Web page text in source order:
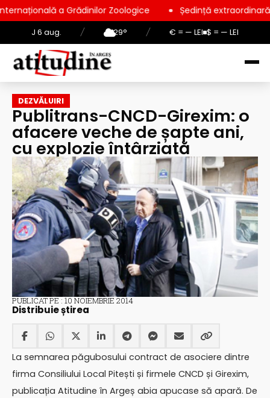
J 6 aug. / 29° / € = — LEI $ = — LEI
a Grădinilor Zoologice Ședință extraordinară la Consiliul
DEZVĂLUIRI
Publitrans-CNCD-Girexim: o
afacere veche de șapte ani,
cu explozie întârziată
PUBLICAT PE : 10 NOIEMBRIE 2014
Distribuie știrea
La semnarea păgubosului contract de asociere dintre
firma Consiliului Local Pitești și firmele CNCD și Girexim,
publicația Atitudine în Argeș abia apucase să apară. De